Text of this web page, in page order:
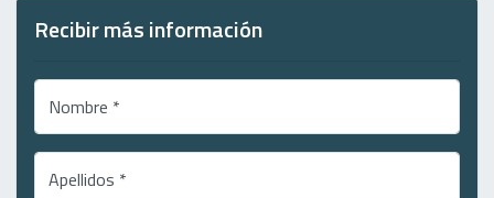
Recibir más información
Nombre *
Apellidos *